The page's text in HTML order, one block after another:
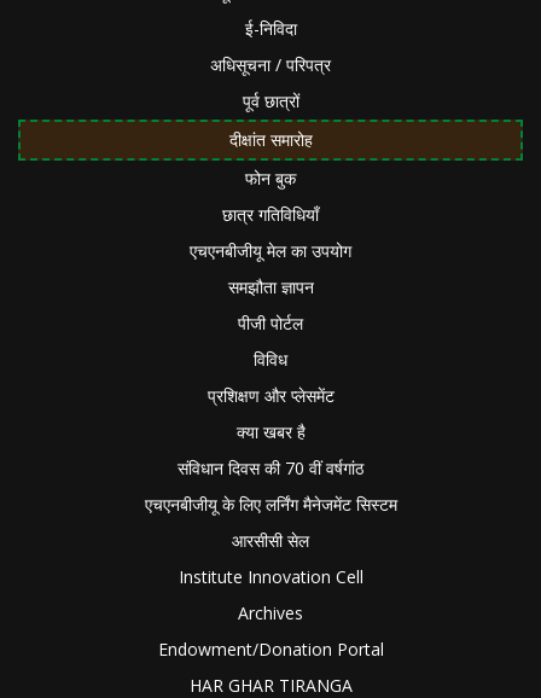
ई-निविदा
अधिसूचना / परिपत्र
पूर्व छात्रों
दीक्षांत समारोह
फोन बुक
छात्र गतिविधियाँ
एचएनबीजीयू मेल का उपयोग
समझौता ज्ञापन
पीजी पोर्टल
विविध
प्रशिक्षण और प्लेसमेंट
क्या खबर है
संविधान दिवस की 70 वीं वर्षगांठ
एचएनबीजीयू के लिए लर्निंग मैनेजमेंट सिस्टम
आरसीसी सेल
Institute Innovation Cell
Archives
Endowment/Donation Portal
HAR GHAR TIRANGA